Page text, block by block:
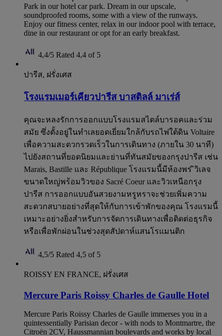
Park in our hotel car park. Dream in our upscale,
soundproofed rooms, some with a view of the runways.
Enjoy our fitness center, relax in our indoor pool with terrace,
dine in our restaurant or opt for an early breakfast.
4,4/5 Rated 4,4 of 5
ปารีส, ฝรั่งเศส
โรงแรมเมอร์เคียวปารีส บาสติลล์ มาเร่ส์
คุณจะหลงรักการออกแบบโรงแรมสไตล์บารอคและร่วม
สมัย ซึ่งตั้งอยู่ในทำเลยอดเยี่ยมใกล้กับรถไฟใต้ดิน Voltaire
เพื่อความสะดวกรวดเร็วในการเดินทาง (ภายใน 30 นาที)
ไปยังสถานที่ยอดนิยมและย่านที่ทันสมัยของกรุงปารีส เช่น
Marais, Bastille และ République โรงแรมนี้มีห้องพร ิวิเลจ
ขนาดใหญ่พร้อมวิวของ Sacré Coeur และวิวเหนือกรุง
ปารีส การออกแบบอันสวยงามหรูหราจะช่วยเพิ่มความ
สะดวกสบายอย่างที่สุดให้กับการเข้าพักของคุณ โรงแรมนี้
เหมาะอย่างยิ่งสำหรับการจัดการเดินทางเพื่อติดต่อธุรกิจ
หรือเพื่อพักผ่อนในช่วงสุดสัปดาห์แสนโรแมนติก
4,5/5 Rated 4,5 of 5
ROISSY EN FRANCE, ฝรั่งเศส
Mercure Paris Roissy Charles de Gaulle Hotel
Mercure Paris Roissy Charles de Gaulle immerses you in a
quintessentially Parisian decor - with nods to Montmartre, the
Citroën 2CV, Haussmannian boulevards and works by local